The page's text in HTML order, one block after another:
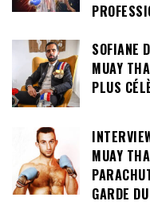
SOFIANE
MUAY
PLUS
MUAY
GARDE